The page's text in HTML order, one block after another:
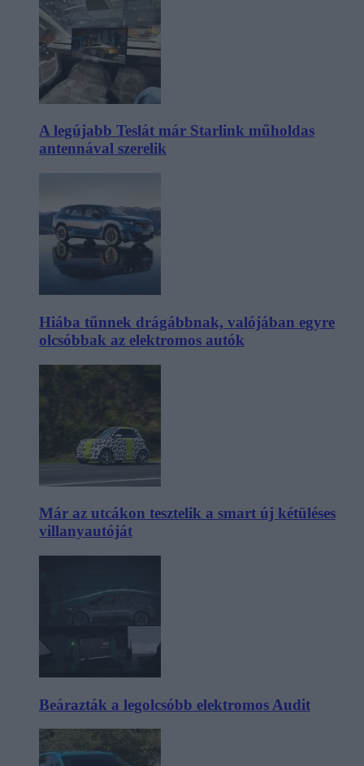
A legújabb Teslát már Starlink műholdas
antennával szerelik
Hiába tűnnek drágábbnak, valójában egyre
olcsóbbak az elektromos autók
Már az utcákon tesztelik a smart új kétüléses
villanyautóját
Beárazták a legolcsóbb elektromos Audit